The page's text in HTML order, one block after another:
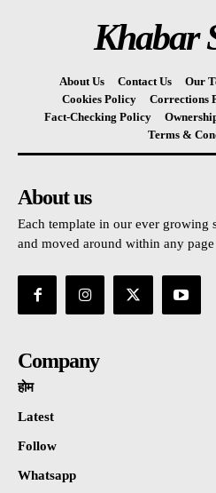
Khabar
About Us Contact Us Our
Cookies Policy
Corrections
Fact-Checking Policy
Terms &
About us
Each template in our ever growing
and moved around within any
Company
होम
Latest
Follow
Whatsapp